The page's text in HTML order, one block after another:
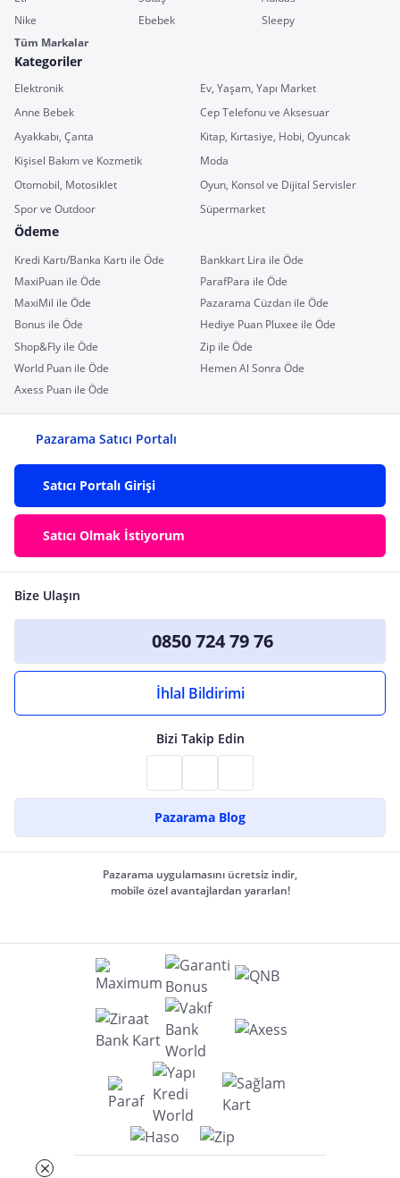
Nike
Ebebek
Sleepy
Tüm Markalar
Kategoriler
Elektronik
Ev, Yaşam, Yapı Market
Anne Bebek
Cep Telefonu ve Aksesuar
Ayakkabı, Çanta
Kitap, Kırtasiye, Hobi, Oyuncak
Kişisel Bakım ve Kozmetik
Moda
Otomobil, Motosiklet
Oyun, Konsol ve Dijital Servisler
Spor ve Outdoor
Süpermarket
Ödeme
Kredi Kartı/Banka Kartı ile Öde
Bankkart Lira ile Öde
MaxiPuan ile Öde
ParafPara ile Öde
MaxiMil ile Öde
Pazarama Cüzdan ile Öde
Bonus ile Öde
Hediye Puan Pluxee ile Öde
Shop&Fly ile Öde
Zip ile Öde
World Puan ile Öde
Hemen Al Sonra Öde
Axess Puan ile Öde
Pazarama Satıcı Portalı
Satıcı Portalı Girişi
Satıcı Olmak İstiyorum
Bize Ulaşın
0850 724 79 76
İhlal Bildirimi
Bizi Takip Edin
Pazarama Blog
Pazarama uygulamasını ücretsiz indir,
mobile özel avantajlardan yararlan!